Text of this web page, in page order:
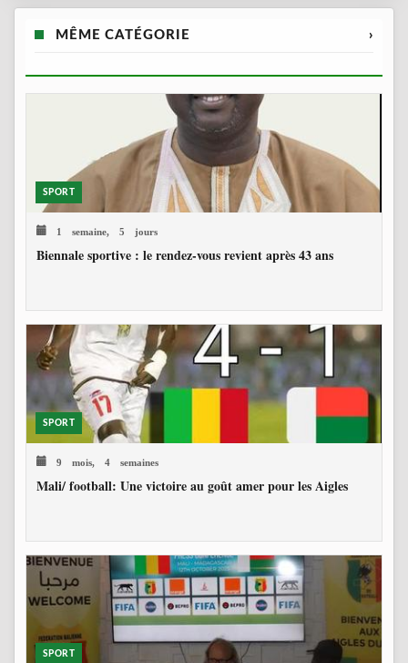
MÊME CATÉGORIE ›
SPORT
1 semaine, 5 jours
Biennale sportive : le rendez-vous revient après 43 ans
SPORT
9 mois, 4 semaines
Mali/ football: Une victoire au goût amer pour les Aigles
SPORT